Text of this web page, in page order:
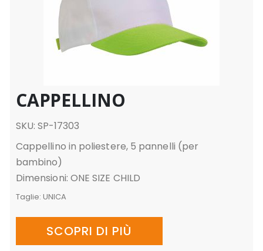
CAPPELLINO
SKU: SP-17303
Cappellino in poliestere, 5 pannelli (per
bambino)
Dimensioni: ONE SIZE CHILD
Taglie: UNICA
SCOPRI DI PIÙ